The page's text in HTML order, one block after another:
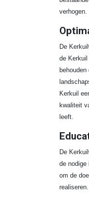
verhogen.
De
de
Kerkuil
kwaliteit
leeft.
De
de nodige
om de
realiseren.